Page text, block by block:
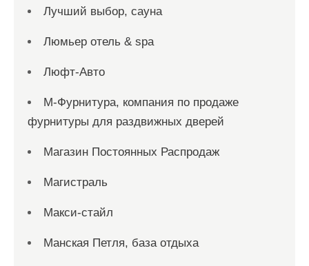
Лучший выбор, сауна
Люмьер отель & spa
Люфт-Авто
М-Фурнитура, компания по продаже
фурнитуры для раздвижных дверей
Магазин Постоянных Распродаж
Магистраль
Макси-стайл
Манская Петля, база отдыха